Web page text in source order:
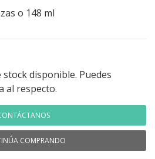
o 148 ml
disponible. Puedes
al respecto.
COMPRANDO